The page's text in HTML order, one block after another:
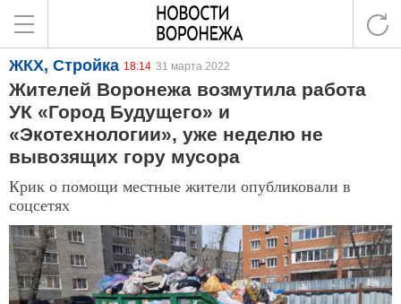
ЖКХ, Стройка 18:14 31 марта 2022
Жителей Воронежа возмутила работа
УК «Город Будущего» и
«Экотехнологии», уже неделю не
вывозящих гору мусора
Крик о помощи местные жители опубликовали в
соцсетях